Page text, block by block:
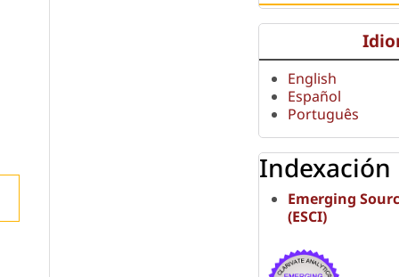
English
Español
Português
Indexación
Emerging
(ESCI)